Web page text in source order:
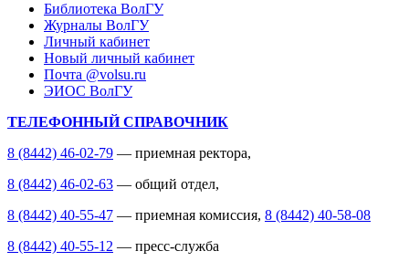
Библиотека ВолГУ
Журналы ВолГУ
Личный кабинет
Новый личный кабинет
Почта @volsu.ru
ЭИОС ВолГУ
ТЕЛЕФОННЫЙ СПРАВОЧНИК
8 (8442) 46-02-79 — приемная ректора,
8 (8442) 46-02-63 — общий отдел,
8 (8442) 40-55-47 — приемная комиссия, 8 (8442) 40-58-08
8 (8442) 40-55-12 — пресс-служба